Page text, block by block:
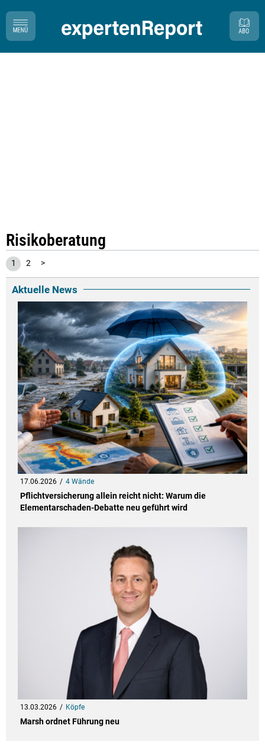
Risikoberatung
1 2 >
Aktuelle News
17.06.2026 4 Wände
Pflichtversicherung allein reicht nicht: Warum die
Elementarschaden-Debatte neu geführt wird
13.03.2026 Köpfe
Marsh ordnet Führung neu